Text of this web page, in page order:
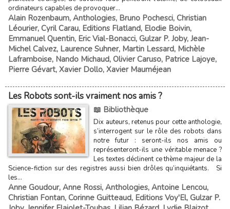
ordinateurs capables de provoquer...
Alain Rozenbaum, Anthologies, Bruno Pochesci, Christian
Léourier, Cyril Carau, Editions Flatland, Elodie Boivin,
Emmanuel Quentin, Eric Vial-Bonacci, Gulzar P. Joby, Jean-
Michel Calvez, Laurence Suhner, Martin Lessard, Michèle
Laframboise, Nando Michaud, Olivier Caruso, Patrice Lajoye,
Pierre Gévart, Xavier Dollo, Xavier Mauméjean
Les Robots sont-ils vraiment nos amis ?
📖 Bibliothèque
Dix auteurs, retenus pour cette anthologie,
s’interrogent sur le rôle des robots dans
notre futur : seront-ils nos amis ou
représenteront-ils une véritable menace ?
Les textes déclinent ce thème majeur de la
Science-fiction sur des registres aussi bien drôles qu’inquiétants. Si
les...
Anne Goudour, Anne Rossi, Anthologies, Antoine Lencou,
Christian Fontan, Corinne Guitteaud, Editions Voy'El, Gulzar P.